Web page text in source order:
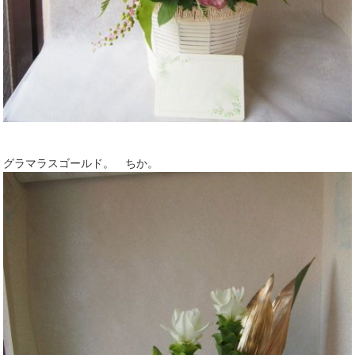
グラマラスゴールド。 ちか。